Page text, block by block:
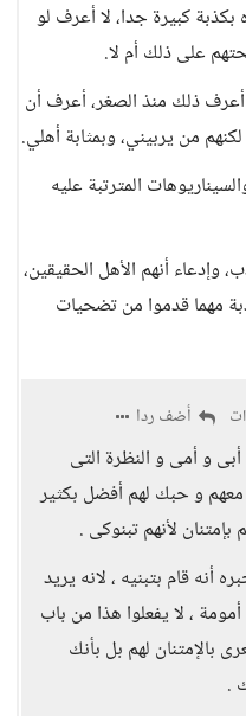
بكذبة كبيرة جدا، لا أعرف لو
على ذلك أم لا.
ذلك منذ الصغر، أعرف أن
من يربيني، وبمثابة أهلي.
المترتبة عليه
وإدعاء أنهم الأهل الحقيقين،
مهما قدموا من تضحيات
أضف ردا
و أمى و النظرة التى
معهم و حبك لهم أفضل بكثير
لأنهم تبنوكى .
أنه قام بتبنيه ، لانه يريد
، لا يفعلوا هذا من باب
بالإمتنان لهم بل بأنك
.